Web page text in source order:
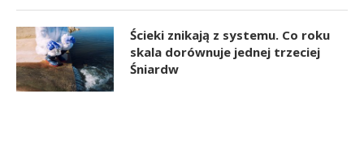
Ścieki znikają z systemu. Co roku
skala dorównuje jednej trzeciej
Śniardw